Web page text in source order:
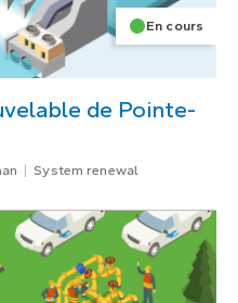
En cours
de Pointe-
System renewal